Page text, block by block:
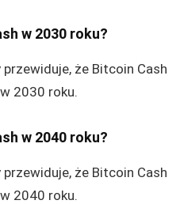
w 2030 roku?
że Bitcoin Cash
2030 roku.
w 2040 roku?
że Bitcoin Cash
2040 roku.